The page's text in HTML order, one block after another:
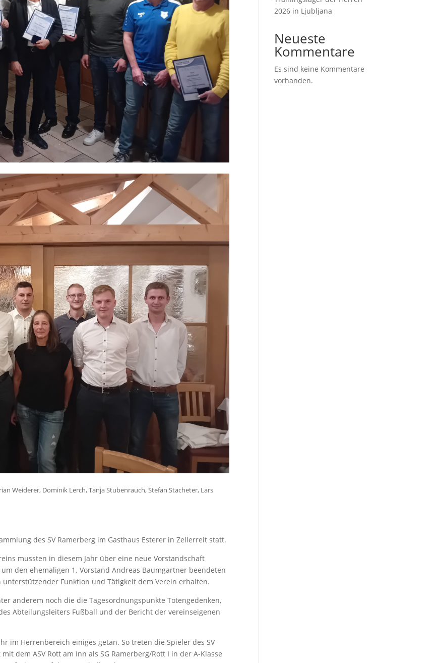
Weiderer, Dominik Lerch, Tanja Stubenrauch, Stefan Stacheter, Lars
des SV Ramerberg im Gasthaus Esterer in Zellerreit statt.
mussten in diesem Jahr über eine neue Vorstandschaft
den ehemaligen 1. Vorstand Andreas Baumgartner beendeten
Funktion und Tätigkeit dem Verein erhalten.
anderem noch die die Tagesordnungspunkte Totengedenken,
Abteilungsleiters Fußball und der Bericht der vereinseigenen
im Herrenbereich einiges getan. So treten die Spieler des SV
dem ASV Rott am Inn als SG Ramerberg/Rott I in der A-Klasse
2026 in Ljubljana
Neueste
Kommentare
Es sind keine Kommentare
vorhanden.